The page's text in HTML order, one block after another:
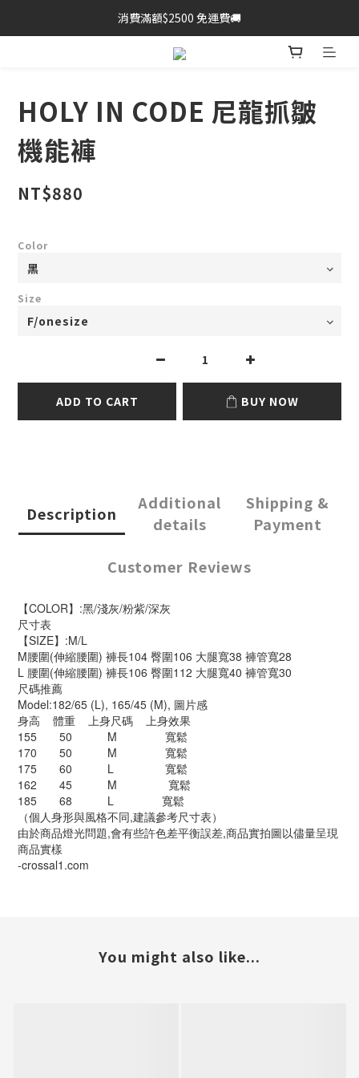
消費滿額$2500 免運費🚚
HOLY IN CODE 尼龍抓皺
機能褲
NT$880
Color
Size
ADD TO CART BUY NOW
Description
Additional
details
Shipping &
Payment
Customer Reviews
【COLOR】:黑/淺灰/粉紫/深灰
尺寸表
【SIZE】:M/L
M腰圍(伸縮腰圍) 褲長104 臀圍106 大腿寬38 褲管寬28
L 腰圍(伸縮腰圍) 褲長106 臀圍112 大腿寬40 褲管寬30
尺碼推薦
Model:182/65 (L), 165/45 (M), 圖片感
身高 體重 上身尺碼 上身效果
155 50 M 寬鬆
170 50 M 寬鬆
175 60 L 寬鬆
162 45 M 寬鬆
185 68 L 寬鬆
（個人身形與風格不同,建議參考尺寸表）
由於商品燈光問題,會有些許色差平衡誤差,商品實拍圖以儘量呈現
商品實樣
-crossal1.com
You might also like...